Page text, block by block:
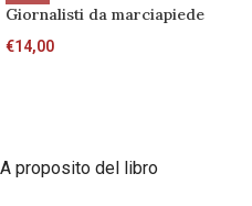
Giornalisti da marciapiede
€14,00
A proposito del libro